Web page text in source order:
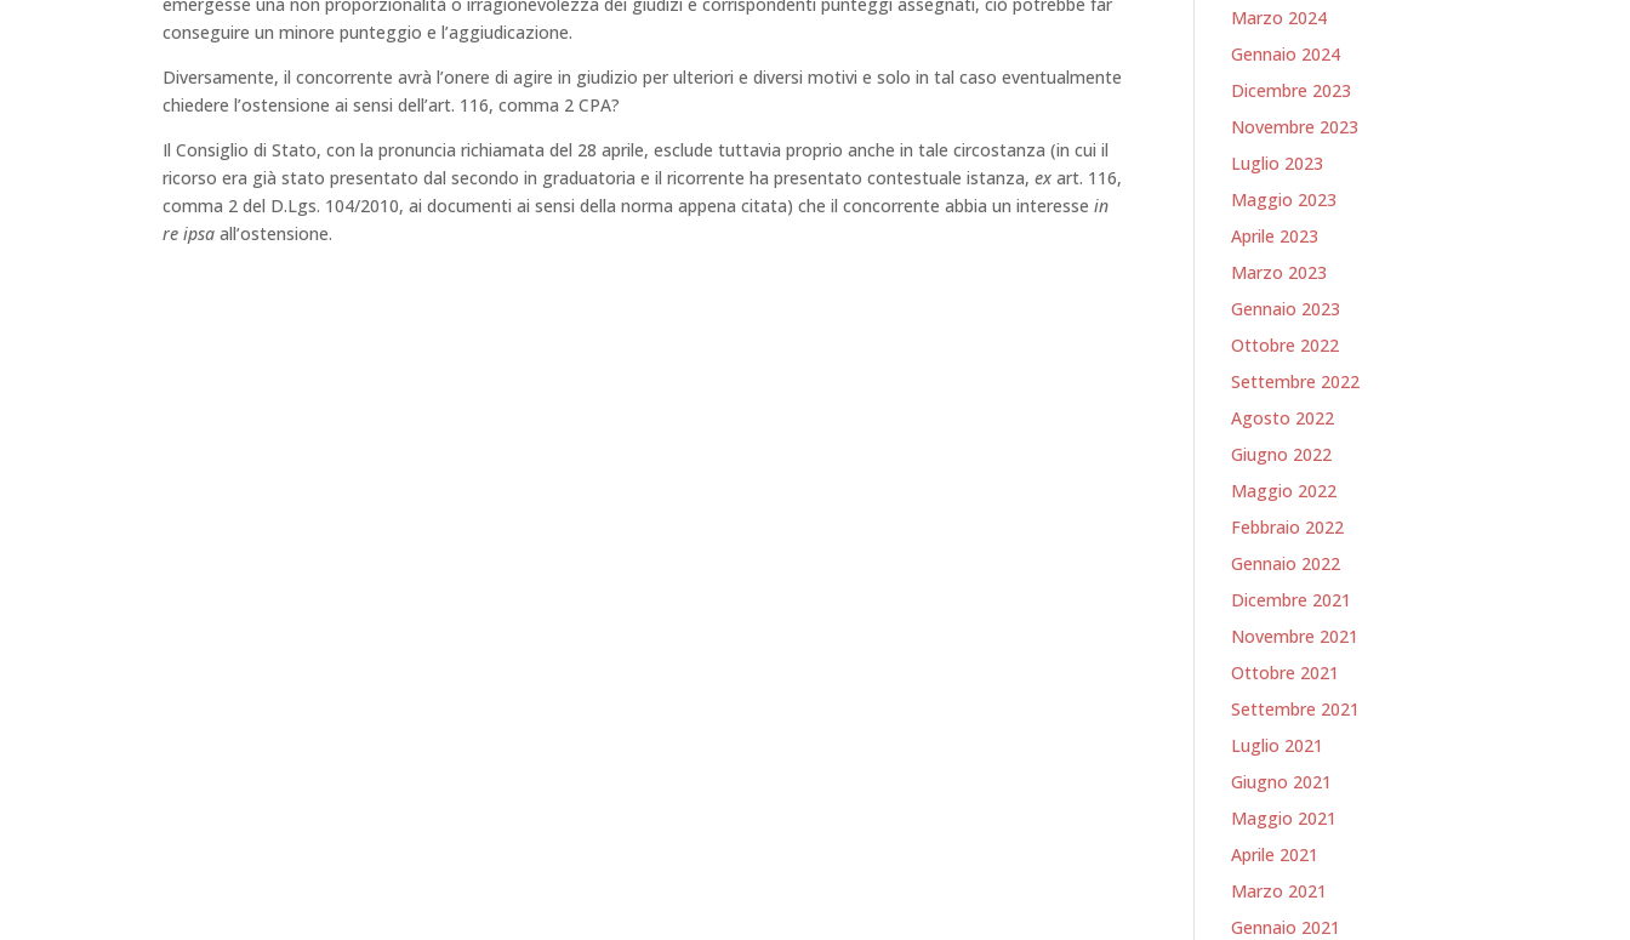
conseguire un minore punteggio e l’aggiudicazione.
Diversamente, il concorrente avrà l’onere di agire in giudizio per ulteriori e diversi motivi e solo in tal caso eventualmente
chiedere l’ostensione ai sensi dell’art. 116, comma 2 CPA?
Il Consiglio di Stato, con la pronuncia richiamata del 28 aprile, esclude tuttavia proprio anche in tale circostanza (in cui il
ricorso era già stato presentato dal secondo in graduatoria e il ricorrente ha presentato contestuale istanza,exart. 116,
comma 2 del D.Lgs. 104/2010, ai documenti ai sensi della norma appena citata) che il concorrente abbia un interessein
re ipsaall’ostensione.
Marzo 2024
Gennaio 2024
Dicembre 2023
Novembre 2023
Luglio 2023
Maggio 2023
Aprile 2023
Marzo 2023
Gennaio 2023
Ottobre 2022
Settembre 2022
Agosto 2022
Giugno 2022
Maggio 2022
Febbraio 2022
Gennaio 2022
Dicembre 2021
Novembre 2021
Ottobre 2021
Settembre 2021
Luglio 2021
Giugno 2021
Maggio 2021
Aprile 2021
Marzo 2021
Gennaio 2021